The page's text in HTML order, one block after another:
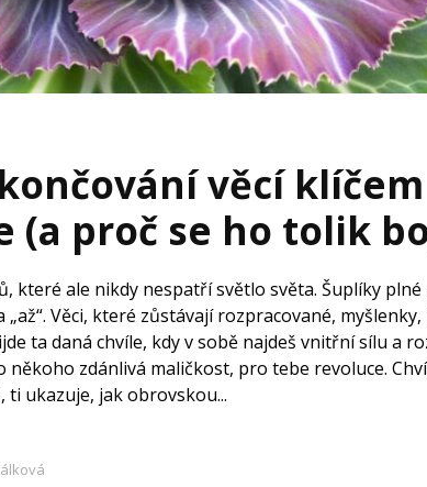
věcí
(a proč se ho tolik
které ale nikdy nespatří světlo světa. Šuplíky plné
Věci, které zůstávají rozpracované,
ta daná chvíle, kdy v sobě najdeš vnitřní sílu a
někoho zdánlivá maličkost, pro tebe revoluce.
ti ukazuje, jak obrovskou...